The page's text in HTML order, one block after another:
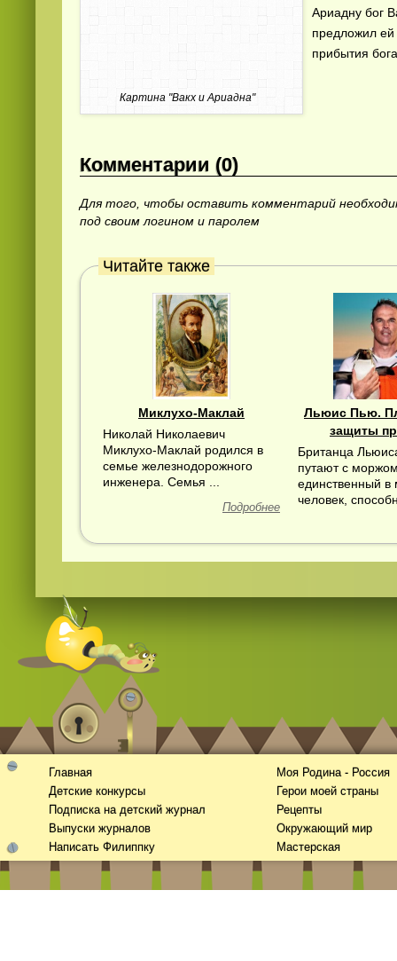
Картина "Вакх и Ариадна"
Ариадну бог
предложил ей
прибытия
Комментарии (0)
Для того, чтобы оставить комментарий
под своим логином и паролем
Читайте также
Миклухо-Маклай
Николай Николаевич
Миклухо-Маклай родился в
семье железнодорожного
инженера. Семья ...
Подробнее
Льюис Пью.
защиты
Британца
путают с
единственный в
человек,
Главная
Детские конкурсы
Подписка на детский журнал
Выпуски журналов
Написать Филиппку
Моя Родина - Россия
Герои моей страны
Рецепты
Окружающий мир
Мастерская